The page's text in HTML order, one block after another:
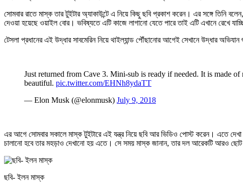
সোমবার রাতে মাস্ক তার টুইটার অ্যাকাউন্টে এ নিয়ে কিছু ছবি প্রকাশ করেন। এর সঙ্গে তিনি
দেওয়া হয়েছে ওয়াইল বোর। ভবিষ্যতে এটি কাজে লাগানো যেতে পারে তাই এটি এখানে রেখে
টেসলা প্রধানের এই উদ্ধার সাবমেরিন নিয়ে থাইল্যান্ড পৌঁছানোর আগেই সেখানে উদ্ধার
Just returned from Cave 3. Mini-sub is ready if needed. It is made
beautiful. pic.twitter.com/EHNh8ydaTT
— Elon Musk (@elonmusk) July 9, 2018
এর আগে সোমবার সকালে মাস্ক টুইটারে এই যন্ত্র নিয়ে ছবি আর ভিডিও পোস্ট করেন। এতে দেখা
চালানো হবে তার মহড়াও দেখানো হয় এতে। সে সময় মাস্ক জানান, তার দল আরেকটি আরও ছোট
ছবি- ইলন মাস্ক